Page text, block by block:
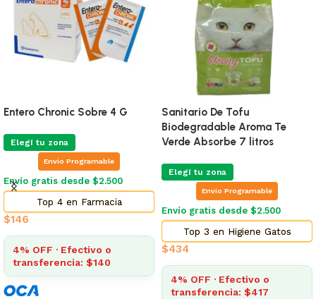
Entero Chronic Sobre 4 G
Elegí tu zona
Envio Programable
Envío gratis desde $2.500
Top 4 en Farmacia
$146
4% OFF · Efectivo o
transferencia: $140
Sanitario De Tofu
Biodegradable Aroma Te
Verde Absorbe 7 litros
Elegí tu zona
Envio Programable
Envío gratis desde $2.500
Top 3 en Higiene Gatos
$434
4% OFF · Efectivo o
transferencia: $417